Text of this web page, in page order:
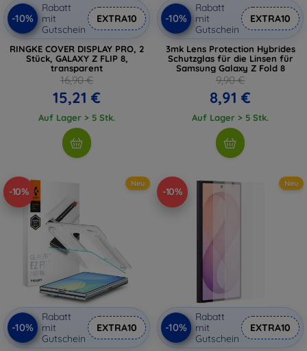
-10%
Rabatt
mit
Gutschein
EXTRA10
RINGKE COVER DISPLAY PRO, 2
Stück, GALAXY Z FLIP 8,
transparent
16,90 €
15,21 €
Auf Lager > 5 Stk.
-10%
Rabatt
mit
Gutschein
EXTRA10
3mk Lens Protection Hybrides
Schutzglas für die Linsen für
Samsung Galaxy Z Fold 8
9,90 €
8,91 €
Auf Lager > 5 Stk.
-10%
Neu
-10%
Rabatt
mit
Gutschein
EXTRA10
-10%
Neu
-10%
Rabatt
mit
Gutschein
EXTRA10